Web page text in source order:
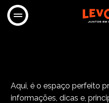
Aqui, é o espaço perfeito
informações, dicas e,